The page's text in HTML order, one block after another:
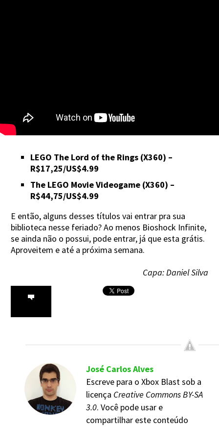
LEGO The Lord of the Rings (X360) –
R$17,25/US$4.99
The LEGO Movie Videogame (X360) –
R$44,75/US$4.99
E então, alguns desses títulos vai entrar pra sua
biblioteca nesse feriado? Ao menos Bioshock Infinite,
se ainda não o possui, pode entrar, já que esta grátis.
Aproveitem e até a próxima semana.
Capa: Daniel Silva
José Carlos Alves
Escreve para o Xbox Blast sob a
licença Creative Commons BY-SA
3.0. Você pode usar e
compartilhar este conteúdo